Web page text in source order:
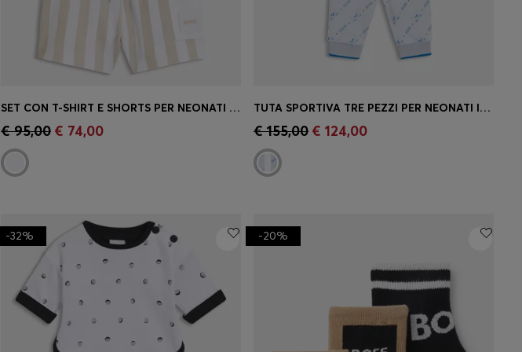
Acquisto rapido
taglia)
SET CON T-SHIRT E SHORTS PER NEONATI IN CONFEZIONE REGALO
€ 95,00 € 74,00 Acquisto rapido
taglia)
TUTA SPORTIVA TRE PEZZI PER NEONATI IN CONFEZIONE REGALO
€ 155,00 € 124,00
-32% -20%